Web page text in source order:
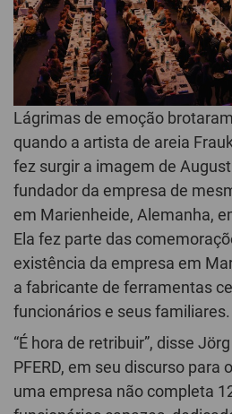
Lágrimas de emoção
quando a artista de areia
fez surgir a imagem de
fundador da empresa de
em Marienheide, Alemanha,
Ela fez parte das
existência da empresa em
a fabricante de ferramentas
funcionários e seus familiares.
“É hora de retribuir”, disse
PFERD, em seu discurso para
uma empresa não completa